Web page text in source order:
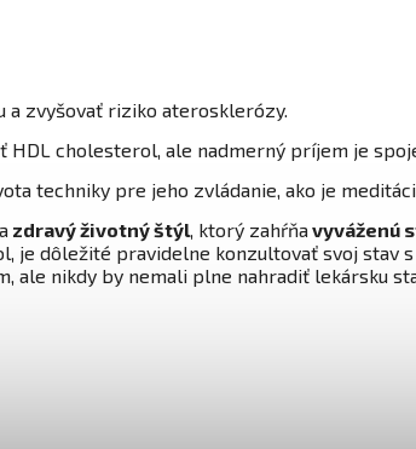
a zvyšovať riziko aterosklerózy.
HDL cholesterol, ale nadmerný príjem je
techniky pre jeho zvládanie, ako je
zdravý životný štýl, ktorý zahŕňavyváženú
je dôležité pravidelne konzultovať svoj stav
ale nikdy by nemali plne nahradiť lekársku